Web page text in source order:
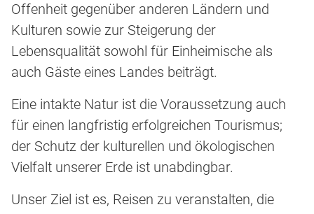
Offenheit gegenüber anderen Ländern und
Kulturen sowie zur Steigerung der
Lebensqualität sowohl für Einheimische als
auch Gäste eines Landes beiträgt.
Eine intakte Natur ist die Voraussetzung auch
für einen langfristig erfolgreichen Tourismus;
der Schutz der kulturellen und ökologischen
Vielfalt unserer Erde ist unabdingbar.
Unser Ziel ist es, Reisen zu veranstalten, die